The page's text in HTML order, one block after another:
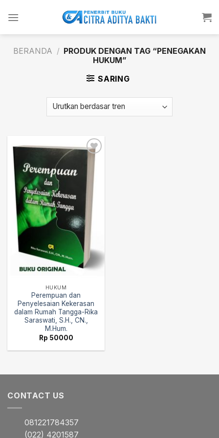
BERANDA / PRODUK DENGAN TAG “PENEGAKAN
HUKUM”
SARING
Add to
wishlist
HUKUM
Perempuan dan
Penyelesaian Kekerasan
dalam Rumah Tangga-Rika
Saraswati, S.H., CN.,
M.Hum.
Rp 50000
CONTACT US
081221784357
(022) 4201587